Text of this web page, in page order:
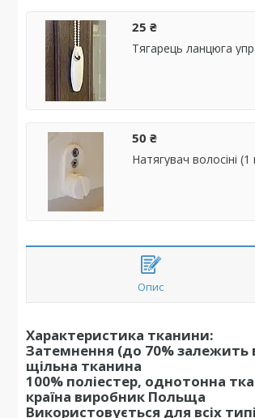
25 ₴
Тягарець ланцюга
50 ₴
Натягувач волосіні (1
Опис
Характеристика тканини:
Затемнення (до 70% залежить
щільна тканина
100% поліестер, однотонна
країна виробник Польща
Використовується для всіх